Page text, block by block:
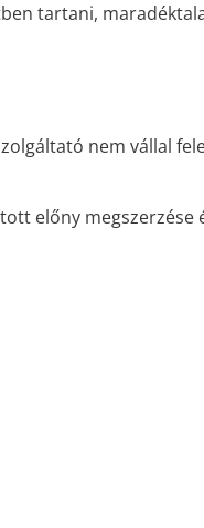
tartani,
nem vállal
előny